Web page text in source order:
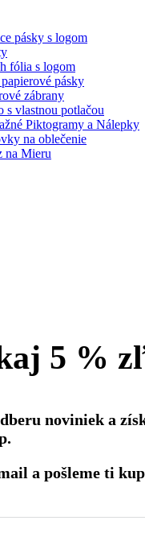
pásky s logom
fólia s logom
pásky
zábrany
s vlastnou potlačou
Piktogramy a Nálepky
na oblečenie
na Mieru
5 %
noviniek a
a pošleme ti